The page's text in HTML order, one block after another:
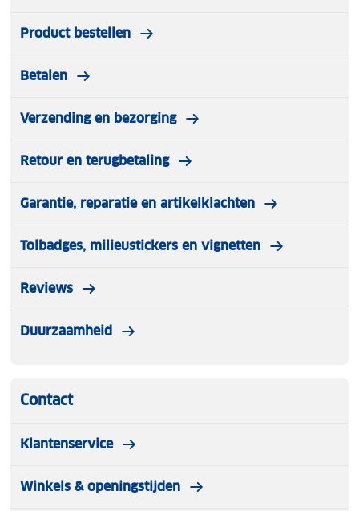
Product bestellen
Betalen
Verzending en bezorging
Retour en terugbetaling
Garantie, reparatie en artikelklachten
Tolbadges, milieustickers en vignetten
Reviews
Duurzaamheid
Contact
Klantenservice
Winkels & openingstijden